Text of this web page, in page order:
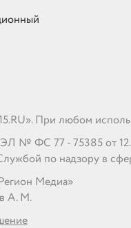
При любом
№ ФС 77 - 75385 от
по надзору в
Медиа»
А. М.